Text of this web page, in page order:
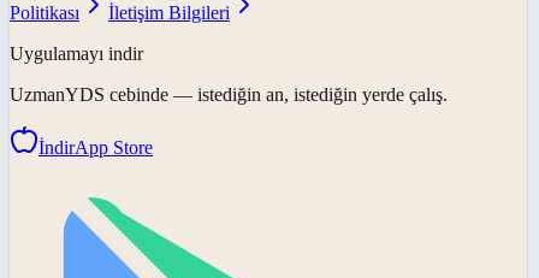
Politikası
İletişim Bilgileri
Uygulamayı indir
UzmanYDS cebinde — istediğin an, istediğin yerde çalış.
İndirApp Store